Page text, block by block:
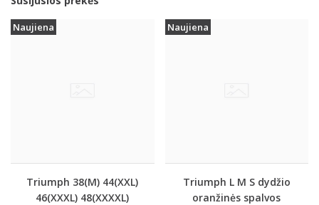
Naujiena
Triumph 38(M) 44(XXL)
46(XXXL) 48(XXXXL)
Naujiena
Triumph L M S dydžio
oranžinės spalvos